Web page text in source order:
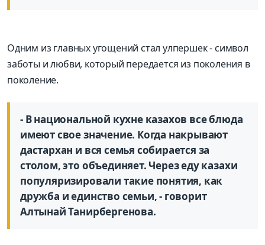
Одним из главных угощений стал улпершек - символ
заботы и любви, который передается из поколения в
поколение.
- В национальной кухне казахов все блюда
имеют свое значение. Когда накрывают
дастархан и вся семья собирается за
столом, это объединяет. Через еду казахи
популяризировали такие понятия, как
дружба и единство семьи, - говорит
Алтынай Танирбергенова.